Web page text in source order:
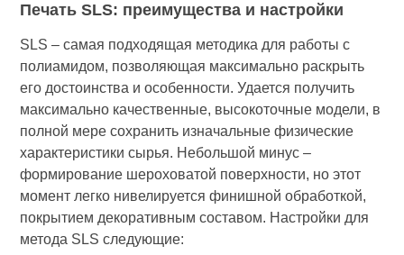
Печать SLS: преимущества и настройки
SLS – самая подходящая методика для работы с
полиамидом, позволяющая максимально раскрыть
его достоинства и особенности. Удается получить
максимально качественные, высокоточные модели, в
полной мере сохранить изначальные физические
характеристики сырья. Небольшой минус –
формирование шероховатой поверхности, но этот
момент легко нивелируется финишной обработкой,
покрытием декоративным составом. Настройки для
метода SLS следующие: